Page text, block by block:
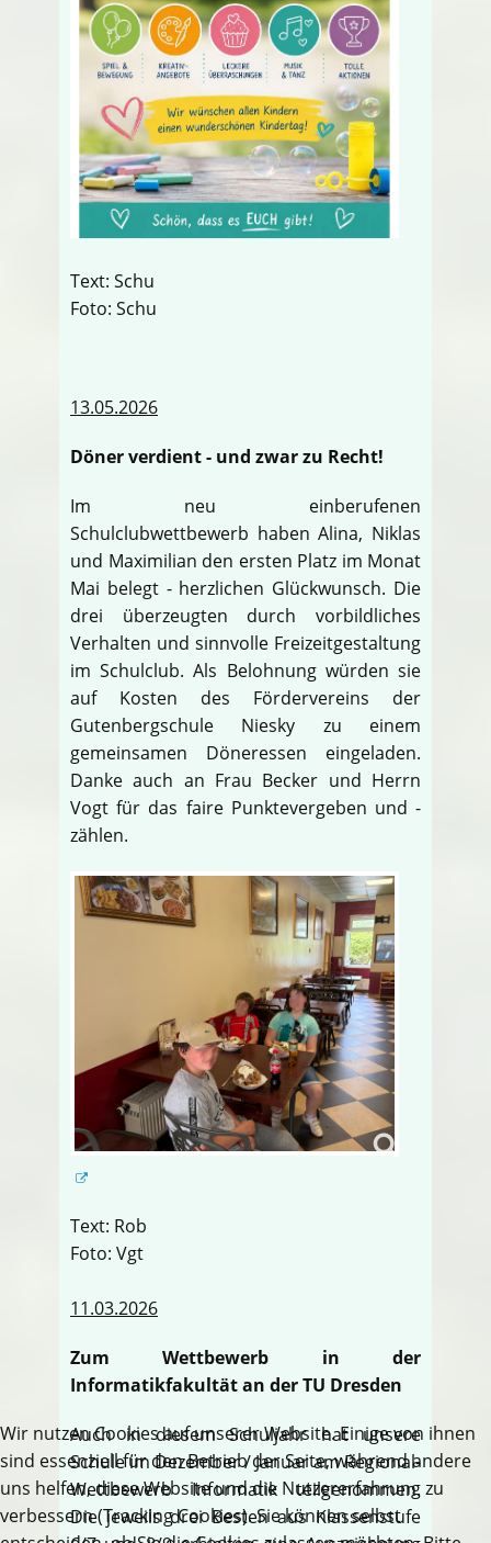
Text: Schu
Foto: Schu
13.05.2026
Döner verdient - und zwar zu Recht!
Im neu einberufenen
Schulclubwettbewerb haben Alina, Niklas
und Maximilian den ersten Platz im Monat
Mai belegt - herzlichen Glückwunsch. Die
drei überzeugten durch vorbildliches
Verhalten und sinnvolle Freizeitgestaltung
im Schulclub. Als Belohnung würden sie
auf Kosten des Fördervereins der
Gutenbergschule Niesky zu einem
gemeinsamen Döneressen eingeladen.
Danke auch an Frau Becker und Herrn
Vogt für das faire Punktevergeben und -
zählen.
Text: Rob
Foto: Vgt
11.03.2026
Zum Wettbewerb in der
Informatikfakultät an der TU Dresden
Auch in diesem Schuljahr hat unsere
Schule im Dezember / Januar am Regional-
Wettbewerb Informatik teilgenommen.
Die jeweils drei Besten aus Klassenstufe
Wir nutzen Cookies auf unserer Website. Einige von ihnen
sind essenziell für den Betrieb der Seite, während andere
uns helfen, diese Website und die Nutzererfahrung zu
verbessern (Tracking Cookies). Sie können selbst